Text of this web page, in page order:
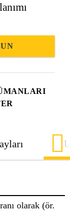
olarak (ör.